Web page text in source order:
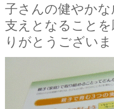
子さんの健やか
支えとなること
りがとうございま